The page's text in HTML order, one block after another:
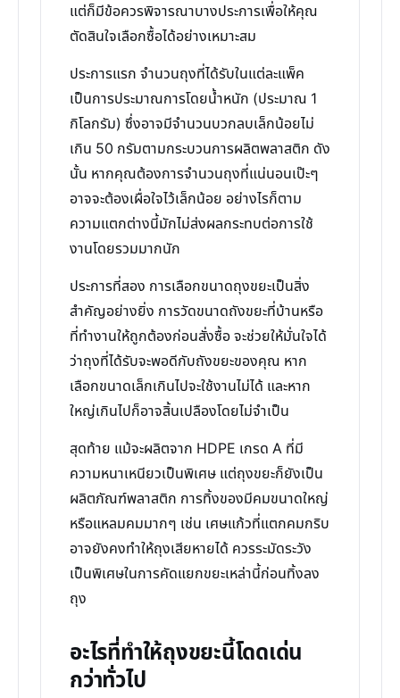
แต่ก็มีข้อควรพิจารณาบางประการเพื่อให้คุณ
ตัดสินใจเลือกซื้อได้อย่างเหมาะสม
ประการแรก จำนวนถุงที่ได้รับในแต่ละแพ็ค
เป็นการประมาณการโดยน้ำหนัก (ประมาณ 1
กิโลกรัม) ซึ่งอาจมีจำนวนบวกลบเล็กน้อยไม่
เกิน 50 กรัมตามกระบวนการผลิตพลาสติก ดัง
นั้น หากคุณต้องการจำนวนถุงที่แน่นอนเป๊ะๆ
อาจจะต้องเผื่อใจไว้เล็กน้อย อย่างไรก็ตาม
ความแตกต่างนี้มักไม่ส่งผลกระทบต่อการใช้
งานโดยรวมมากนัก
ประการที่สอง การเลือกขนาดถุงขยะเป็นสิ่ง
สำคัญอย่างยิ่ง การวัดขนาดถังขยะที่บ้านหรือ
ที่ทำงานให้ถูกต้องก่อนสั่งซื้อ จะช่วยให้มั่นใจได้
ว่าถุงที่ได้รับจะพอดีกับถังขยะของคุณ หาก
เลือกขนาดเล็กเกินไปจะใช้งานไม่ได้ และหาก
ใหญ่เกินไปก็อาจสิ้นเปลืองโดยไม่จำเป็น
สุดท้าย แม้จะผลิตจาก HDPE เกรด A ที่มี
ความหนาเหนียวเป็นพิเศษ แต่ถุงขยะก็ยังเป็น
ผลิตภัณฑ์พลาสติก การทิ้งของมีคมขนาดใหญ่
หรือแหลมคมมากๆ เช่น เศษแก้วที่แตกคมกริบ
อาจยังคงทำให้ถุงเสียหายได้ ควรระมัดระวัง
เป็นพิเศษในการคัดแยกขยะเหล่านี้ก่อนทิ้งลง
ถุง
อะไรที่ทำให้ถุงขยะนี้โดดเด่น
กว่าทั่วไป